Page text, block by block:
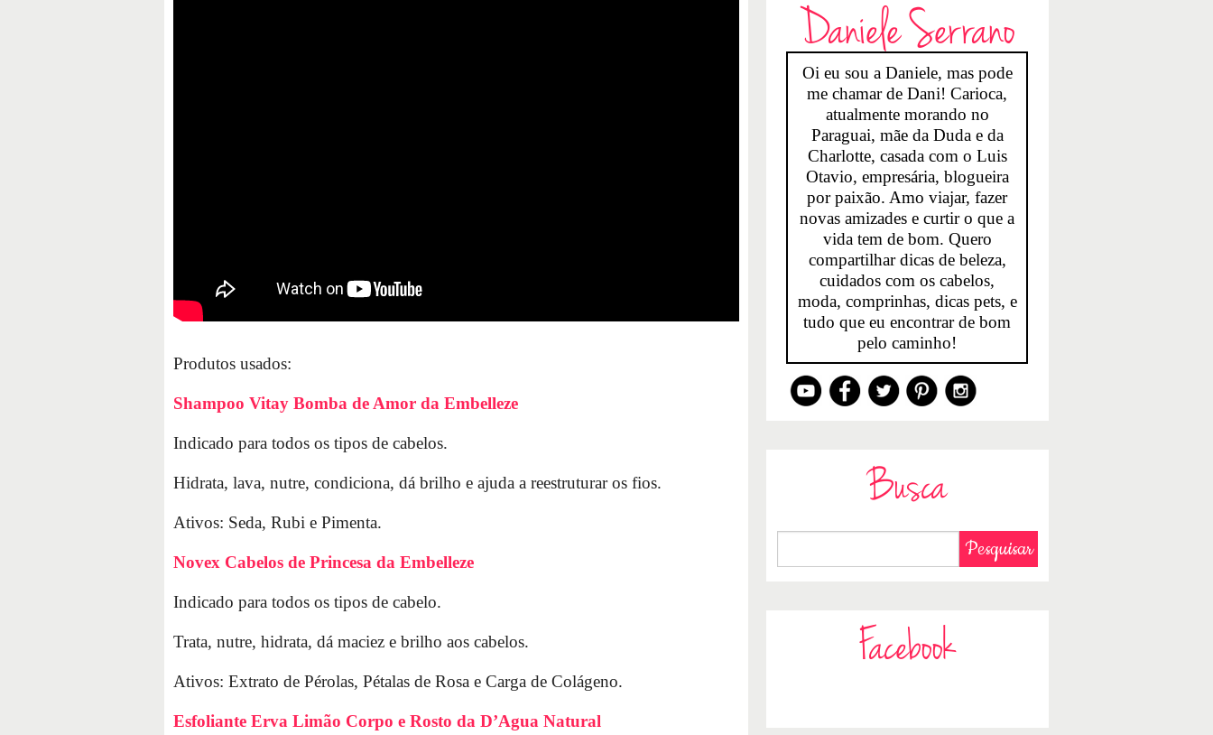
Produtos usados:
Shampoo Vitay Bomba de Amor da Embelleze
Indicado para todos os tipos de cabelos.
Hidrata, lava, nutre, condiciona, dá brilho e ajuda a reestruturar os fios.
Ativos: Seda, Rubi e Pimenta.
Novex Cabelos de Princesa da Embelleze
Indicado para todos os tipos de cabelo.
Trata, nutre, hidrata, dá maciez e brilho aos cabelos.
Ativos: Extrato de Pérolas, Pétalas de Rosa e Carga de Colágeno.
Esfoliante Erva Limão Corpo e Rosto da D’Agua Natural
Daniele Serrano
Oi eu sou a Daniele, mas pode
me chamar de Dani! Carioca,
atualmente morando no
Paraguai, mãe da Duda e da
Charlotte, casada com o Luis
Otavio, empresária, blogueira
por paixão. Amo viajar, fazer
novas amizades e curtir o que a
vida tem de bom. Quero
compartilhar dicas de beleza,
cuidados com os cabelos,
moda, comprinhas, dicas pets, e
tudo que eu encontrar de bom
pelo caminho!
Busca
Facebook